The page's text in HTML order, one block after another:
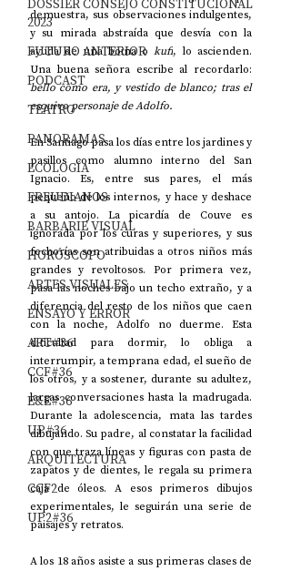
DOSSIER CONSEJO CONSTITUCIONAL
2023
FUTURO ANTERIOR
PODCAST
TEATRO
PANORAMAS
ECOLOGÍA
FREUDIANOS
BARBARIE VISUAL
HORÓSCOPO
ARTES VISUALES
ENSAYO Y ERROR
ART#36
CCF#36
E&E#36
UP#36
ARQUITECTURA
CCF2
UP2#36
demuestra, sus observaciones indulgentes,
y su mirada abstraída que desvía con la
ayuda de una boina o kufi, lo ascienden.
bello como era, y vestido de blanco; tras el
esquivo personaje de Adolfo.
En Santiago pasa los días entre los jardines y
pasillos como alumno interno del San
Ignacio. Es, entre sus pares, el más
pequeño de los internos, y hace y deshace
a su antojo. La picardía de Couve es
ignorada por los curas y superiores, y sus
fechorías son atribuidas a otros niños más
grandes y revoltosos. Por primera vez,
pasa las noches bajo un techo extraño, y a
diferencia del resto de los niños que caen
con la noche, Adolfo no duerme. Esta
dificultad para dormir, lo obliga a
interrumpir, a temprana edad, el sueño de
los otros, y a sostener, durante su adultez,
largas conversaciones hasta la madrugada.
Durante la adolescencia, mata las tardes
dibujando. Su padre, al constatar la facilidad
con que traza líneas y figuras con pasta de
zapatos y de dientes, le regala su primera
caja de óleos. A esos primeros dibujos
experimentales, le seguirán una serie de
paisajes y retratos.
A los 18 años asiste a sus primeras clases de